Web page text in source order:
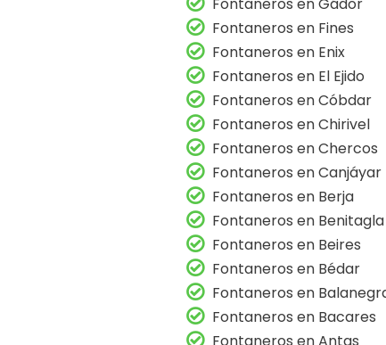
Fontaneros en Fines
Fontaneros en Enix
Fontaneros en El Ejido
Fontaneros en Cóbdar
Fontaneros en Chirivel
Fontaneros en Chercos
Fontaneros en Canjáyar
Fontaneros en Berja
Fontaneros en Benitagla
Fontaneros en Beires
Fontaneros en Bédar
Fontaneros en
Fontaneros en Bacares
Fontaneros en Antas